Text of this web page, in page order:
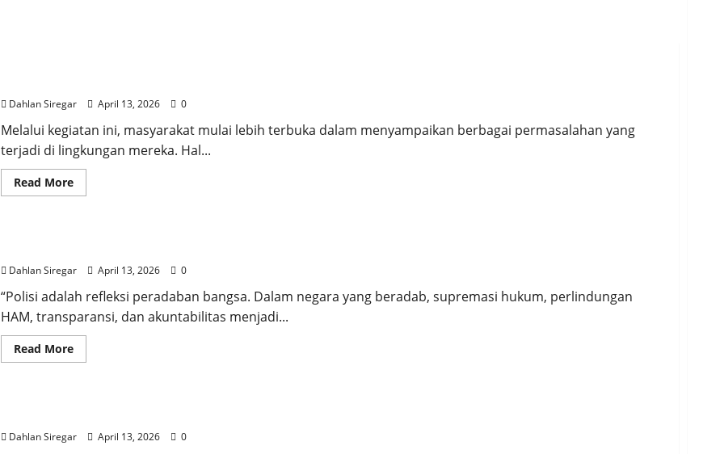
Dahlan Siregar April 13, 2026 0
Melalui kegiatan ini, masyarakat mulai lebih terbuka dalam menyampaikan berbagai permasalahan yang
terjadi di lingkungan mereka. Hal...
Read MoreRead
more
Zona
|
Terbangun
Makna
&
Kehangatan
Dahlan Siregar April 13, 2026 0
“Polisi adalah refleksi peradaban bangsa. Dalam negara yang beradab, supremasi hukum, perlindungan
HAM, transparansi, dan akuntabilitas menjadi...
Read MoreRead
more
Dorong
Dahlan Siregar April 13, 2026 0